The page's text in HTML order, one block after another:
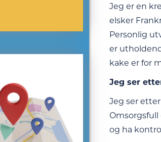
Jeg er en
elsker
Personlig
er
kake er for
Jeg ser
Jeg ser
og ha